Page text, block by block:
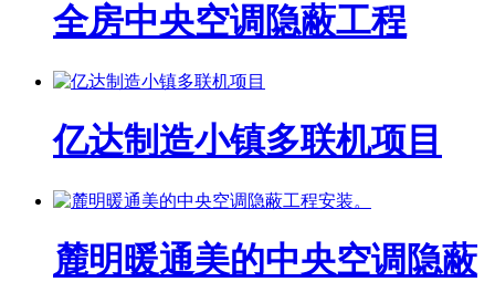
全房中央空调隐蔽工程
亿达制造小镇多联机项目
麓明暖通美的中央空调隐蔽